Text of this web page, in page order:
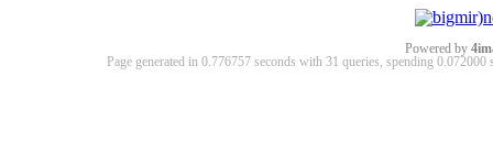
Powered by
Page generated in 0.776757 seconds with 31 queries, spending